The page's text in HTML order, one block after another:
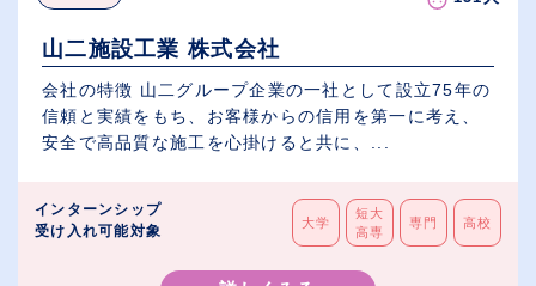
山二施設工業 株式会社
会社の特徴 山二グループ企業の一社として設立75年の
信頼と実績をもち、お客様からの信用を第一に考え、
安全で高品質な施工を心掛けると共に、...
インターンシップ
受け入れ可能対象
大学
短大
高専
専門 高校